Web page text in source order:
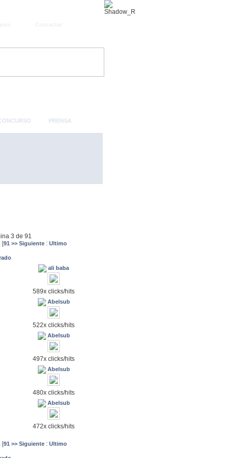
PRENSA
3 de 91
|91 >> Siguiente: Ultimo
ali baba
589x clicks/hits
Abelsub
522x clicks/hits
Abelsub
497x clicks/hits
Abelsub
480x clicks/hits
Abelsub
472x clicks/hits
| 91 >> Siguiente: Ultimo